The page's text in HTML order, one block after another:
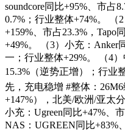
soundcore同比+95%、市占
0.7%；行业整体+74%。 （
+159%、市占23.3%，Tapo
+49%。 （3）小充：Anker
一；行业整体+29%。 （4
15.3%（逆势正增）；行业
先，充电稳增 #整体：
+147%），北美/欧洲/亚太
小充：Ugreen同比+47%、
NAS：UGREEN同比+83%